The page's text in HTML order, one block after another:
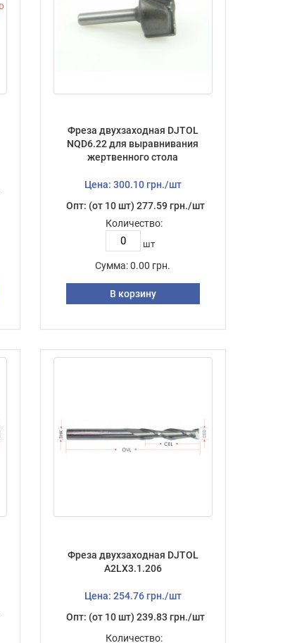
Фреза двухзаходная DJTOL
NQD6.22 для выравнивания
жертвенного стола
Цена: 300.10 грн./шт
Опт: (от 10 шт) 277.59 грн./шт
Количество:
шт
Сумма: 0.00 грн.
В корзину
Фреза двухзаходная DJTOL
A2LX3.1.206
Цена: 254.76 грн./шт
Опт: (от 10 шт) 239.83 грн./шт
Количество: